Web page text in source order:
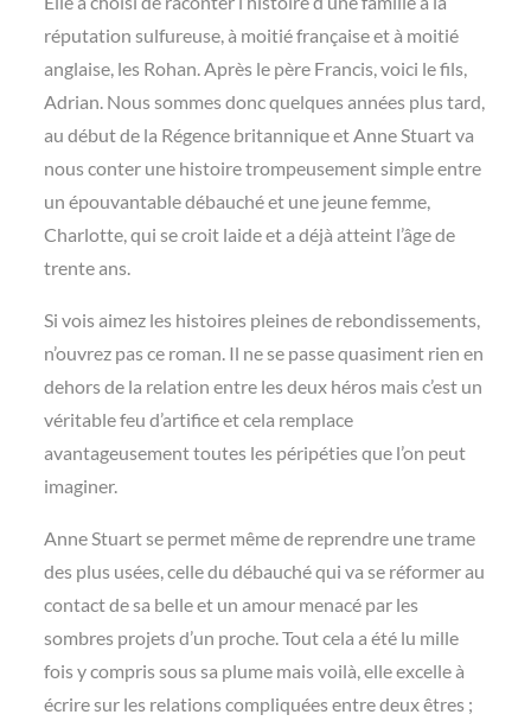
réputation sulfureuse, à moitié française et à moitié
anglaise, les Rohan. Après le père Francis, voici le fils,
Adrian. Nous sommes donc quelques années plus tard,
au début de la Régence britannique et Anne Stuart va
nous conter une histoire trompeusement simple entre
un épouvantable débauché et une jeune femme,
Charlotte, qui se croit laide et a déjà atteint l’âge de
trente ans.
Si vois aimez les histoires pleines de rebondissements,
n’ouvrez pas ce roman. Il ne se passe quasiment rien en
dehors de la relation entre les deux héros mais c’est un
véritable feu d’artifice et cela remplace
avantageusement toutes les péripéties que l’on peut
imaginer.
Anne Stuart se permet même de reprendre une trame
des plus usées, celle du débauché qui va se réformer au
contact de sa belle et un amour menacé par les
sombres projets d’un proche. Tout cela a été lu mille
fois y compris sous sa plume mais voilà, elle excelle à
écrire sur les relations compliquées entre deux êtres ;